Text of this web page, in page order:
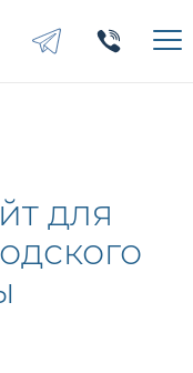
для